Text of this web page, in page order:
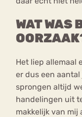
WAT WAS
Het liep allemaal
er dus een
sprongen altijd
handelingen uit
makkelijk van mij